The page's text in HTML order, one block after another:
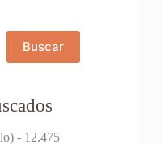
Buscar
- 12.475